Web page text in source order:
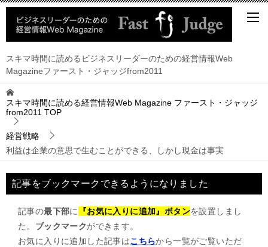
スキマ時間に読めるビジネスリーダーのための経営情報Web
Magazineファースト・ジャッジfrom2011
スキマ時間に読める経営情報Web Magazine ファースト・ジャッジ
from2011 TOP
経営戦略
利益は企業の意思で生むことができる、しかし現金は事実
記事をブックマークできるようになりました
記事の最下部に 『お気に入りに追加』ボタンを設置しまし
た。 ブックマークができます。
お気に入りに追加した記事はこちらから一覧がご覧いただ